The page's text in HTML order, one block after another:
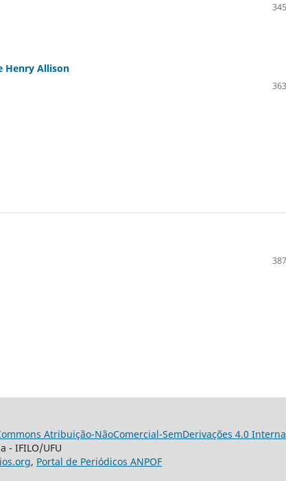
Henry Allison
Atribuição-NãoComercial-SemDerivações 4.0
- IFILO/UFU
, Portal de Periódicos ANPOF